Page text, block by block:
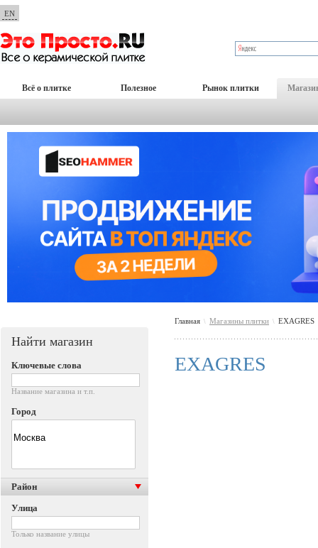
EN
Всё о плитке Полезное Рынок плитки
Главная \ Магазины плитки \ EXAGRES
EXAGRES
Найти магазин
Ключевые слова
Название магазина и т.п.
Город
Район
Улица
Только название улицы